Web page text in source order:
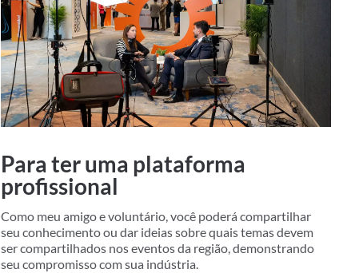
Para ter uma plataforma
profissional
Como meu amigo e voluntário, você poderá compartilhar
seu conhecimento ou dar ideias sobre quais temas devem
ser compartilhados nos eventos da região, demonstrando
seu compromisso com sua indústria.